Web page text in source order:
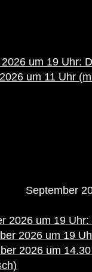
um 19 Uhr:
um 11 Uhr
September
2026 um 19
2026 um 19
2026 um